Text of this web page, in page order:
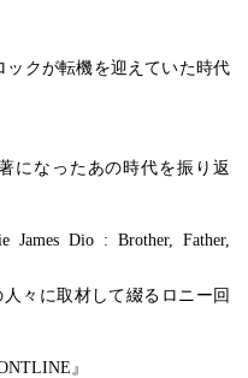
クが転機を迎えていた時代
になったあの時代を振り返
Dio : Brother, Father,
々に取材して綴るロニー回
』